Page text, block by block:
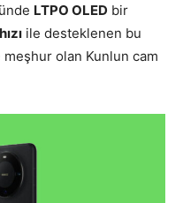
LTPO OLED bir
ile desteklenen bu
meşhur olan Kunlun cam